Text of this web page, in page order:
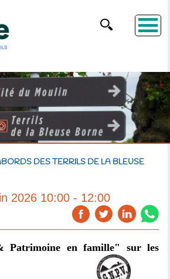
DES TERRILS DE LA BLEUSE
2026 10:00 - 12:00
Patrimoine en famille" sur les